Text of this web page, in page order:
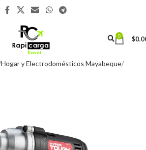
0 $
Hogar y Electrodomésticos Mayabeque